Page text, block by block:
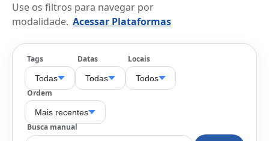
Use os filtros para navegar por
modalidade. Acessar Plataformas
Tags
Todas
Datas
Todas
Locais
Todos
Ordem
Mais recentes
Busca manual